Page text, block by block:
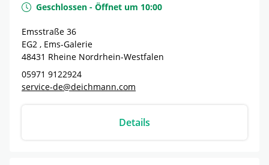
Geschlossen - Öffnet um 10:00
Emsstraße 36
EG2 , Ems-Galerie
48431 Rheine Nordrhein-Westfalen
05971 9122924
service-de@deichmann.com
Details